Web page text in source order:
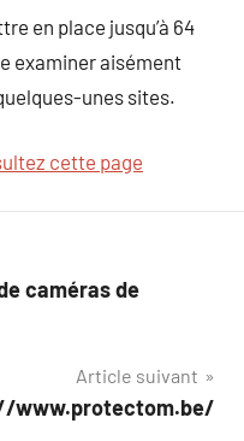
en place jusqu’à 64
examiner aisément
unes sites.
cette page
caméras de
Article suivant
www.protectom.be/